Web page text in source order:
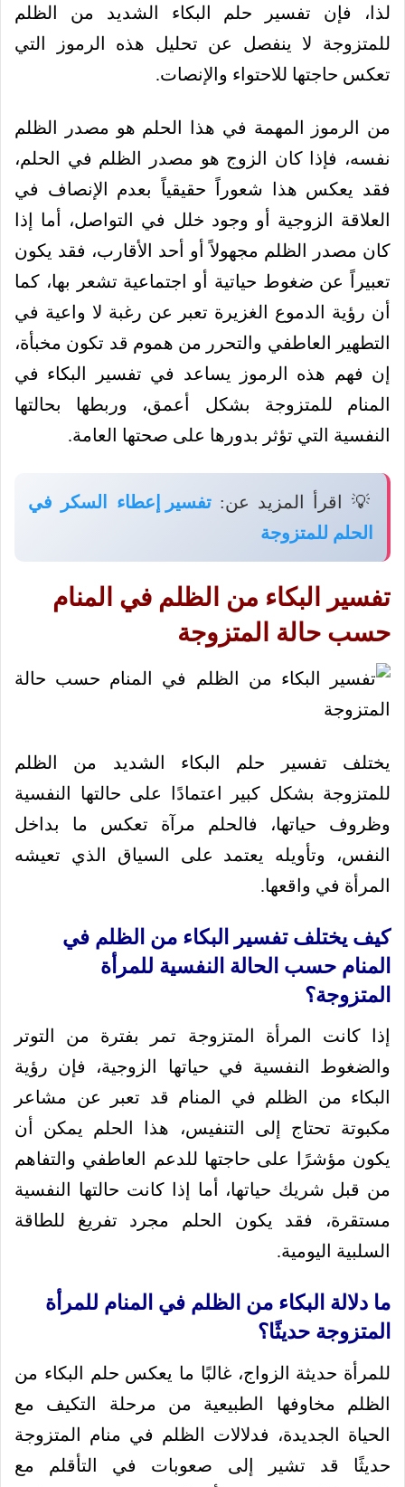
لذا، فإن تفسير حلم البكاء الشديد من الظلم
للمتزوجة لا ينفصل عن تحليل هذه الرموز التي
تعكس حاجتها للاحتواء والإنصات.
من الرموز المهمة في هذا الحلم هو مصدر الظلم
نفسه، فإذا كان الزوج هو مصدر الظلم في الحلم،
فقد يعكس هذا شعوراً حقيقياً بعدم الإنصاف في
العلاقة الزوجية أو وجود خلل في التواصل، أما إذا
كان مصدر الظلم مجهولاً أو أحد الأقارب، فقد يكون
تعبيراً عن ضغوط حياتية أو اجتماعية تشعر بها، كما
أن رؤية الدموع الغزيرة تعبر عن رغبة لا واعية في
التطهير العاطفي والتحرر من هموم قد تكون مخبأة،
إن فهم هذه الرموز يساعد في تفسير البكاء في
المنام للمتزوجة بشكل أعمق، وربطها بحالتها
النفسية التي تؤثر بدورها على صحتها العامة.
💡 اقرأ المزيد عن:تفسير إعطاء السكر في
الحلم للمتزوجة
تفسير البكاء من الظلم في المنام
حسب حالة المتزوجة
يختلف تفسير حلم البكاء الشديد من الظلم
للمتزوجة بشكل كبير اعتمادًا على حالتها النفسية
وظروف حياتها، فالحلم مرآة تعكس ما بداخل
النفس، وتأويله يعتمد على السياق الذي تعيشه
المرأة في واقعها.
كيف يختلف تفسير البكاء من الظلم في
المنام حسب الحالة النفسية للمرأة
المتزوجة؟
إذا كانت المرأة المتزوجة تمر بفترة من التوتر
والضغوط النفسية في حياتها الزوجية، فإن رؤية
البكاء من الظلم في المنام قد تعبر عن مشاعر
مكبوتة تحتاج إلى التنفيس، هذا الحلم يمكن أن
يكون مؤشرًا على حاجتها للدعم العاطفي والتفاهم
من قبل شريك حياتها، أما إذا كانت حالتها النفسية
مستقرة، فقد يكون الحلم مجرد تفريغ للطاقة
السلبية اليومية.
ما دلالة البكاء من الظلم في المنام للمرأة
المتزوجة حديثًا؟
للمرأة حديثة الزواج، غالبًا ما يعكس حلم البكاء من
الظلم مخاوفها الطبيعية من مرحلة التكيف مع
الحياة الجديدة، فدلالات الظلم في منام المتزوجة
حديثًا قد تشير إلى صعوبات في التأقلم مع